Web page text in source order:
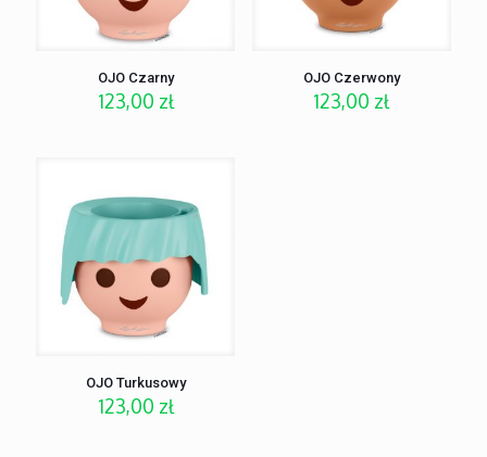
OJO Czarny
123,00 zł
OJO Czerwony
123,00 zł
OJO Turkusowy
123,00 zł